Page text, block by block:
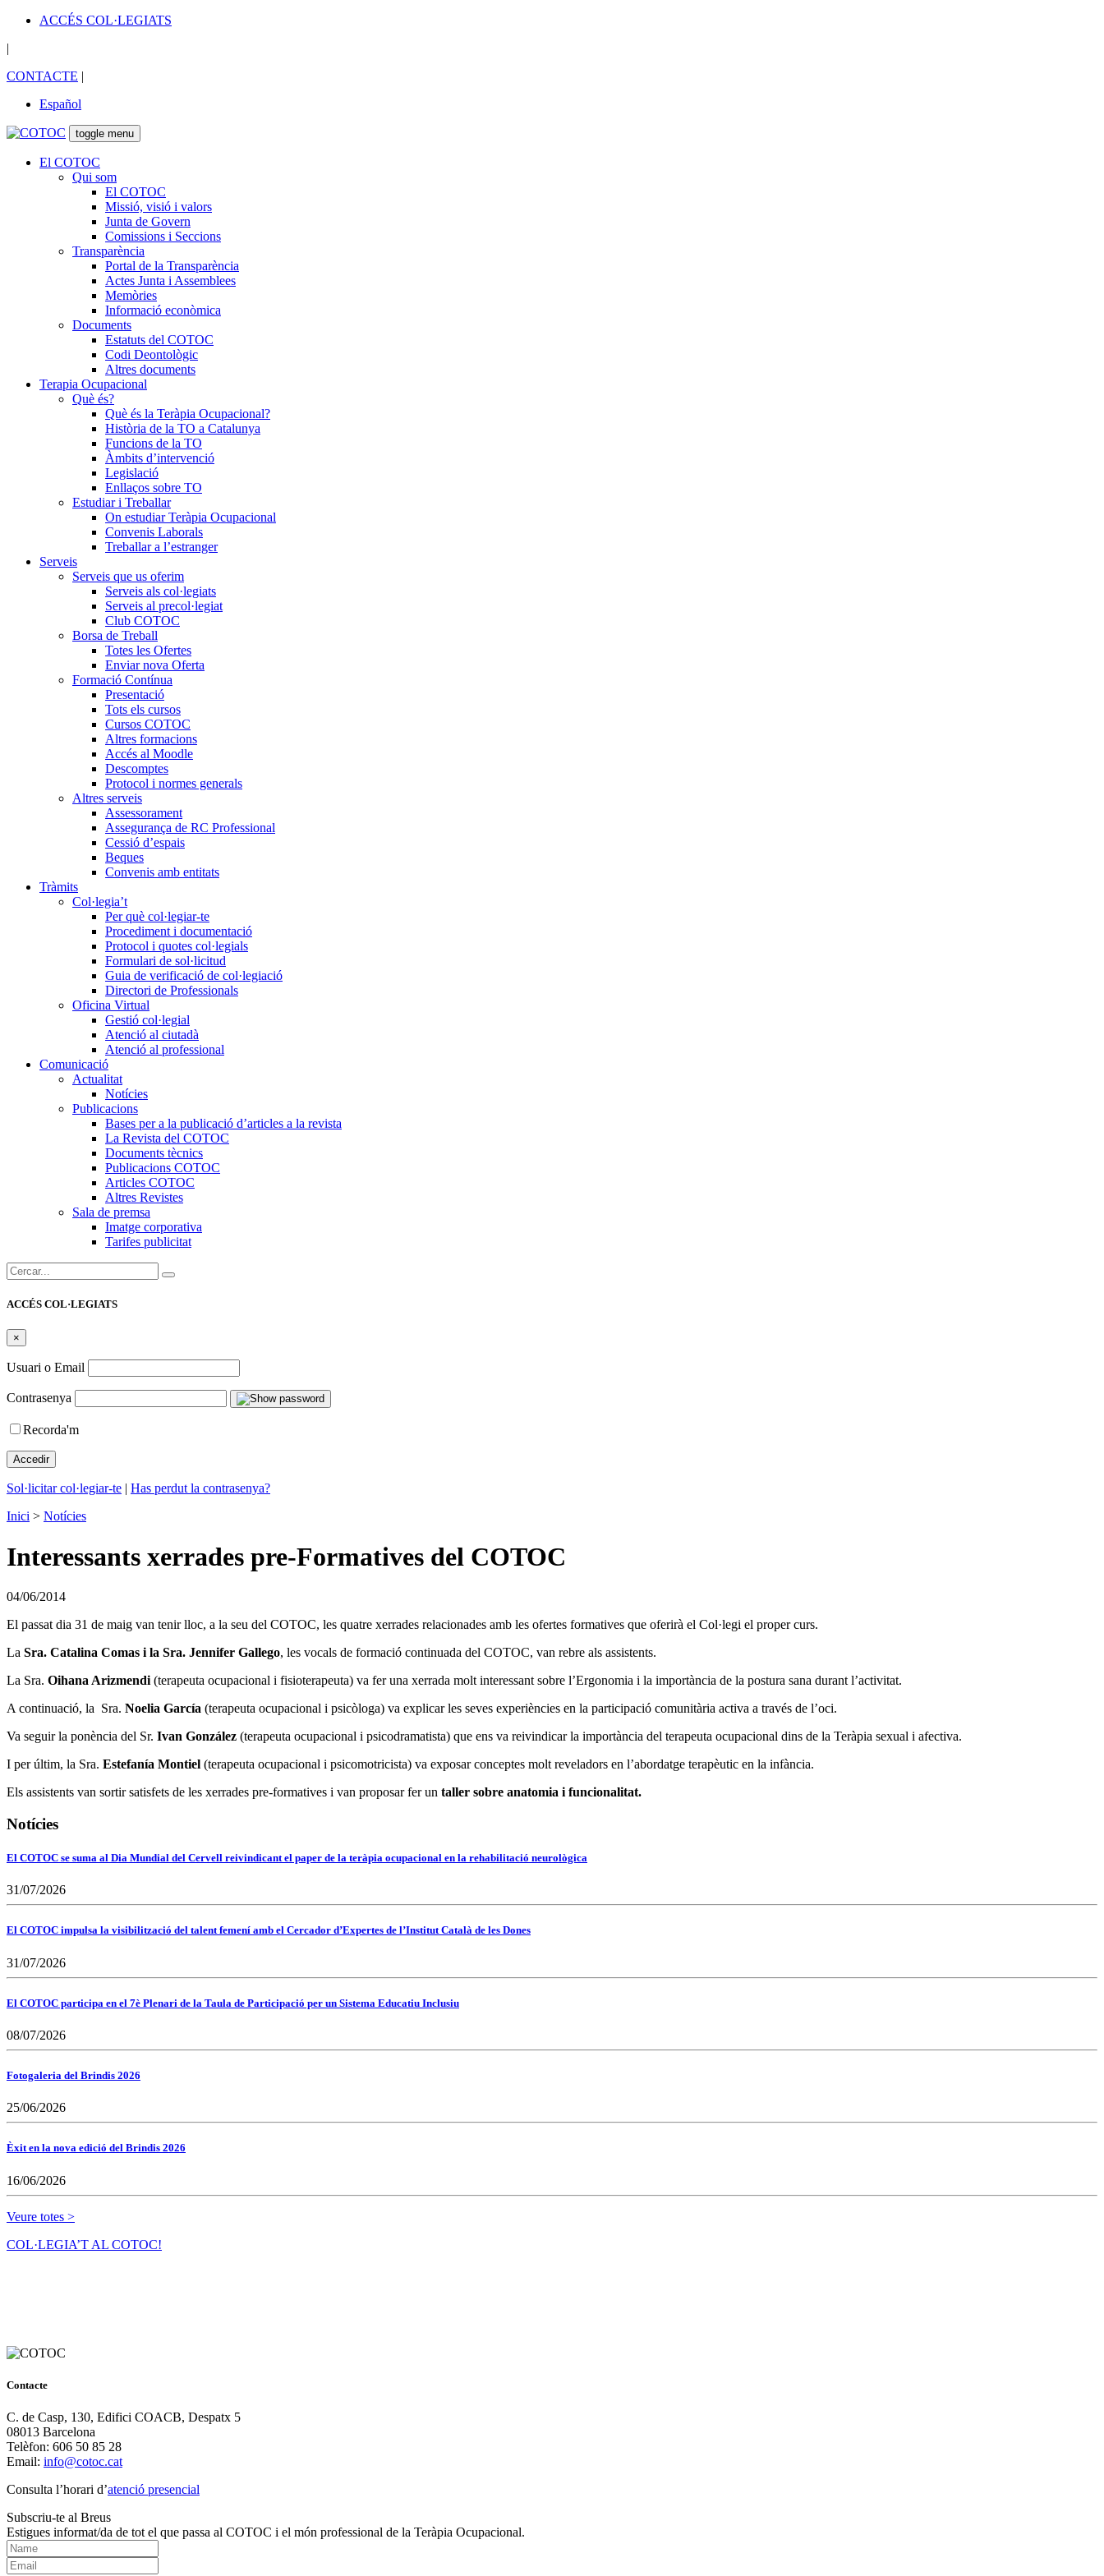
ACCÉS COL·LEGIATS
|
CONTACTE |
Español
toggle menu
El COTOC
Qui som
El COTOC
Missió, visió i valors
Junta de Govern
Comissions i Seccions
Transparència
Portal de la Transparència
Actes Junta i Assemblees
Memòries
Informació econòmica
Documents
Estatuts del COTOC
Codi Deontològic
Altres documents
Terapia Ocupacional
Què és?
Què és la Teràpia Ocupacional?
Història de la TO a Catalunya
Funcions de la TO
Àmbits d’intervenció
Legislació
Enllaços sobre TO
Estudiar i Treballar
On estudiar Teràpia Ocupacional
Convenis Laborals
Treballar a l’estranger
Serveis
Serveis que us oferim
Serveis als col·legiats
Serveis al precol·legiat
Club COTOC
Borsa de Treball
Totes les Ofertes
Enviar nova Oferta
Formació Contínua
Presentació
Tots els cursos
Cursos COTOC
Altres formacions
Accés al Moodle
Descomptes
Protocol i normes generals
Altres serveis
Assessorament
Assegurança de RC Professional
Cessió d’espais
Beques
Convenis amb entitats
Tràmits
Col·legia’t
Per què col·legiar-te
Procediment i documentació
Protocol i quotes col·legials
Formulari de sol·licitud
Guia de verificació de col·legiació
Directori de Professionals
Oficina Virtual
Gestió col·legial
Atenció al ciutadà
Atenció al professional
Comunicació
Actualitat
Notícies
Publicacions
Bases per a la publicació d’articles a la revista
La Revista del COTOC
Documents tècnics
Publicacions COTOC
Articles COTOC
Altres Revistes
Sala de premsa
Imatge corporativa
Tarifes publicitat
Cercar:
ACCÉS COL·LEGIATS
×
Usuari o Email
Contrasenya
Recorda'm
Sol·licitar col·legiar-te | Has perdut la contrasenya?
Inici > Notícies
Interessants xerrades pre-Formatives del COTOC
04/06/2014
El passat dia 31 de maig van tenir lloc, a la seu del COTOC, les quatre xerrades relacionades amb les ofertes formatives que oferirà el Col·legi el proper curs.
La Sra. Catalina Comas i la Sra. Jennifer Gallego, les vocals de formació continuada del COTOC, van rebre als assistents.
La Sra. Oihana Arizmendi (terapeuta ocupacional i fisioterapeuta) va fer una xerrada molt interessant sobre l’Ergonomia i la importància de la postura sana durant l’activitat.
A continuació, la Sra. Noelia García (terapeuta ocupacional i psicòloga) va explicar les seves experiències en la participació comunitària activa a través de l’oci.
Va seguir la ponència del Sr. Ivan González (terapeuta ocupacional i psicodramatista) que ens va reivindicar la importància del terapeuta ocupacional dins de la Teràpia sexual i afectiva.
I per últim, la Sra. Estefanía Montiel (terapeuta ocupacional i psicomotricista) va exposar conceptes molt reveladors en l’abordatge terapèutic en la infància.
Els assistents van sortir satisfets de les xerrades pre-formatives i van proposar fer un taller sobre anatomia i funcionalitat.
Notícies
El COTOC se suma al Dia Mundial del Cervell reivindicant el paper de la teràpia ocupacional en la rehabilitació neurològica
31/07/2026
El COTOC impulsa la visibilització del talent femení amb el Cercador d’Expertes de l’Institut Català de les Dones
31/07/2026
El COTOC participa en el 7è Plenari de la Taula de Participació per un Sistema Educatiu Inclusiu
08/07/2026
Fotogaleria del Brindis 2026
25/06/2026
Èxit en la nova edició del Brindis 2026
16/06/2026
Veure totes >
COL·LEGIA’T AL COTOC!
Contacte
C. de Casp, 130, Edifici COACB, Despatx 5
08013 Barcelona
Telèfon: 606 50 85 28
Email: info@cotoc.cat
Consulta l’horari d’atenció presencial
Subscriu-te al Breus
Estigues informat/da de tot el que passa al COTOC i el món professional de la Teràpia Ocupacional.